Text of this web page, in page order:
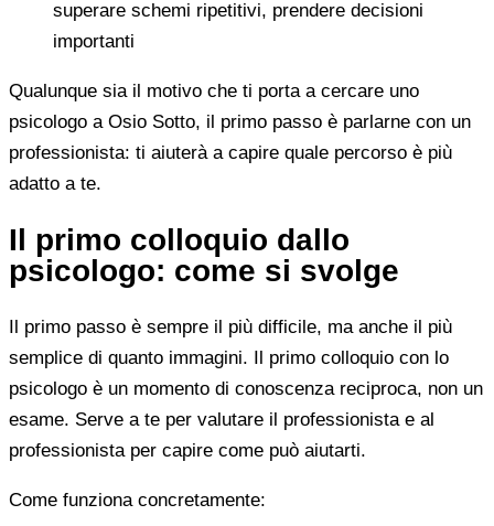
superare schemi ripetitivi, prendere decisioni
importanti
Qualunque sia il motivo che ti porta a cercare uno
psicologo a Osio Sotto, il primo passo è parlarne con un
professionista: ti aiuterà a capire quale percorso è più
adatto a te.
Il primo colloquio dallo
psicologo: come si svolge
Il primo passo è sempre il più difficile, ma anche il più
semplice di quanto immagini. Il primo colloquio con lo
psicologo è un momento di conoscenza reciproca, non un
esame. Serve a te per valutare il professionista e al
professionista per capire come può aiutarti.
Come funziona concretamente: